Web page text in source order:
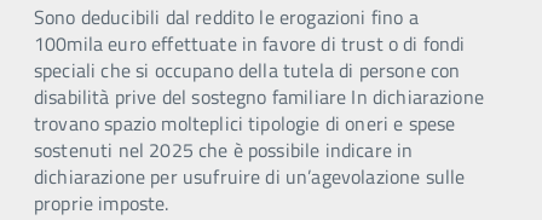
Sono deducibili dal reddito le erogazioni fino a
100mila euro effettuate in favore di trust o di fondi
speciali che si occupano della tutela di persone con
disabilità prive del sostegno familiare In dichiarazione
trovano spazio molteplici tipologie di oneri e spese
sostenuti nel 2025 che è possibile indicare in
dichiarazione per usufruire di un’agevolazione sulle
proprie imposte.